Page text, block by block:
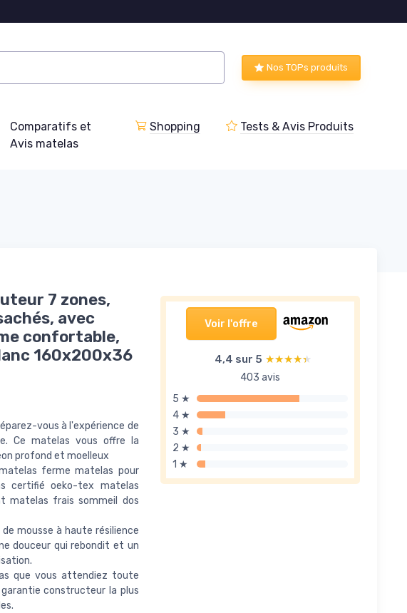
Nos TOPs produits
Comparatifs et
Avis matelas
Shopping Tests & Avis Produits
Voir l'offre
4,4 sur 5 ★★★★★
★★★★★
403 avis
5 ★
4 ★
3 ★
2 ★
1 ★
7 zones,
avec
confortable,
160x200x36
vous à l'expérience de
Ce matelas vous offre la
profond et moelleux
ferme matelas pour
certifié oeko-tex matelas
matelas frais sommeil dos
mousse à haute résilience
douceur qui rebondit et un
que vous attendiez toute
constructeur la plus